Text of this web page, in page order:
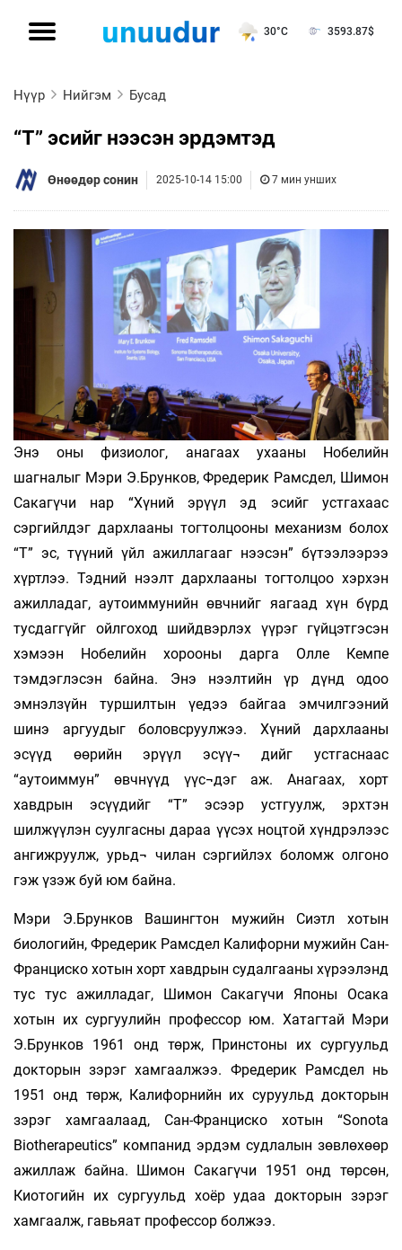
30°C 3593.87$
Нүүр Нийгэм Бусад
“Т” эсийг нээсэн эрдэмтэд
Өнөөдөр сонин 2025-10-14 15:00 7 мин унших
Энэ оны физиолог, анагаах ухааны Нобелийн
шагналыг Мэри Э.Брунков, Фредерик Рамсдел, Шимон
Сакагүчи нар “Хүний эрүүл эд эсийг устгахаас
сэргийлдэг дархлааны тогтолцооны механизм болох
“Т” эс, түүний үйл ажиллагааг нээсэн” бүтээлээрээ
хүртлээ. Тэдний нээлт дархлааны тогтолцоо хэрхэн
ажилладаг, аутоиммунийн өвчнийг яагаад хүн бүрд
тусдаггүйг ойлгоход шийдвэрлэх үүрэг гүйцэтгэсэн
хэмээн Нобелийн хорооны дарга Олле Кемпе
тэмдэглэсэн байна. Энэ нээлтийн үр дүнд одоо
эмнэлзүйн туршилтын үедээ байгаа эмчилгээний
шинэ аргуудыг боловсруулжээ. Хүний дархлааны
эсүүд өөрийн эрүүл эсүү¬ дийг устгаснаас
“аутоиммун” өвчнүүд үүс¬дэг аж. Анагаах, хорт
хавдрын эсүүдийг “Т” эсээр устгуулж, эрхтэн
шилжүүлэн суулгасны дараа үүсэх ноцтой хүндрэлээс
ангижруулж, урьд¬ чилан сэргийлэх боломж олгоно
гэж үзэж буй юм байна.
Мэри Э.Брунков Вашингтон мужийн Сиэтл хотын
биологийн, Фредерик Рамсдел Калифорни мужийн Сан-
Франциско хотын хорт хавдрын судалгааны хүрээлэнд
тус тус ажилладаг, Шимон Сакагүчи Японы Осака
хотын их сургуулийн профессор юм. Хатагтай Мэри
Э.Брунков 1961 онд төрж, Принстоны их сургуульд
докторын зэрэг хамгаалжээ. Фредерик Рамсдел нь
1951 онд төрж, Калифорнийн их суруульд докторын
зэрэг хамгаалаад, Сан-Франциско хотын “Sonota
Biotherapeutics” компанид эрдэм судлалын зөвлөхөөр
ажиллаж байна. Шимон Сакагүчи 1951 онд төрсөн,
Киотогийн их сургуульд хоёр удаа докторын зэрэг
хамгаалж, гавьяат профессор болжээ.